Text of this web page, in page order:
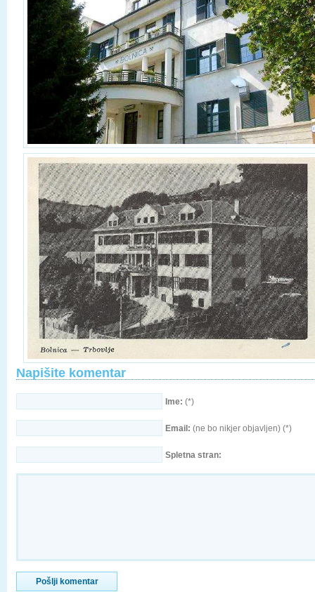
Napišite komentar
Ime: (*)
Email: (ne bo nikjer objavljen) (*)
Spletna stran: